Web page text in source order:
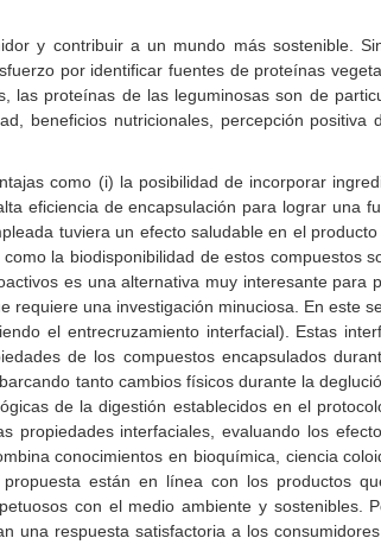
y contribuir a un mundo más sostenible.
por identificar fuentes de proteínas
las proteínas de las leguminosas son de
beneficios nutricionales, percepción positiva
como (i) la posibilidad de incorporar
eficiencia de encapsulación para lograr una
tuviera un efecto saludable en el
la biodisponibilidad de estos compuestos
es una alternativa muy interesante para
una investigación minuciosa. En este
el entrecruzamiento interfacial). Estas
de los compuestos encapsulados
tanto cambios físicos durante la
de la digestión establecidos en el
propiedades interfaciales, evaluando los
conocimientos en bioquímica, ciencia
están en línea con los productos
con el medio ambiente y sostenibles.
una respuesta satisfactoria a los